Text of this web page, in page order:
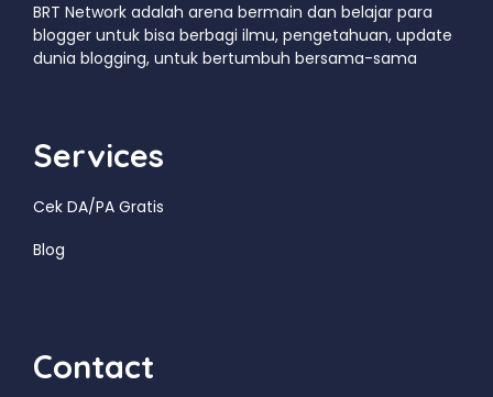
BRT Network adalah arena bermain dan belajar para
blogger untuk bisa berbagi ilmu, pengetahuan, update
dunia blogging, untuk bertumbuh bersama-sama
Services
Cek DA/PA Gratis
Blog
Contact